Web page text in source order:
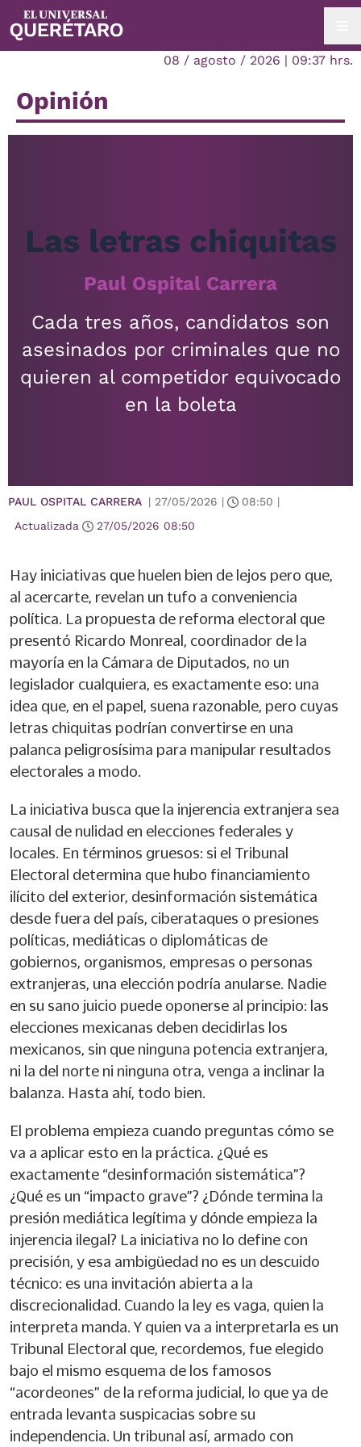
08 / agosto / 2026 | 09:37 hrs.
Opinión
Las letras chiquitas
Paul Ospital Carrera
Cada tres años, candidatos son
asesinados por criminales que no
quieren al competidor equivocado
en la boleta
PAUL OSPITAL CARRERA | 27/05/2026 | 08:50 |
Actualizada
27/05/2026 08:50
Hay iniciativas que huelen bien de lejos pero que,
al acercarte, revelan un tufo a conveniencia
política. La propuesta de reforma electoral que
presentó Ricardo Monreal, coordinador de la
mayoría en la Cámara de Diputados, no un
legislador cualquiera, es exactamente eso: una
idea que, en el papel, suena razonable, pero cuyas
letras chiquitas podrían convertirse en una
palanca peligrosísima para manipular resultados
electorales a modo.
La iniciativa busca que la injerencia extranjera sea
causal de nulidad en elecciones federales y
locales. En términos gruesos: si el Tribunal
Electoral determina que hubo financiamiento
ilícito del exterior, desinformación sistemática
desde fuera del país, ciberataques o presiones
políticas, mediáticas o diplomáticas de
gobiernos, organismos, empresas o personas
extranjeras, una elección podría anularse. Nadie
en su sano juicio puede oponerse al principio: las
elecciones mexicanas deben decidirlas los
mexicanos, sin que ninguna potencia extranjera,
ni la del norte ni ninguna otra, venga a inclinar la
balanza. Hasta ahí, todo bien.
El problema empieza cuando preguntas cómo se
va a aplicar esto en la práctica. ¿Qué es
exactamente “desinformación sistemática”?
¿Qué es un “impacto grave”? ¿Dónde termina la
presión mediática legítima y dónde empieza la
injerencia ilegal? La iniciativa no lo define con
precisión, y esa ambigüedad no es un descuido
técnico: es una invitación abierta a la
discrecionalidad. Cuando la ley es vaga, quien la
interpreta manda. Y quien va a interpretarla es un
Tribunal Electoral que, recordemos, fue elegido
bajo el mismo esquema de los famosos
“acordeones” de la reforma judicial, lo que ya de
entrada levanta suspicacias sobre su
independencia. Un tribunal así, armado con